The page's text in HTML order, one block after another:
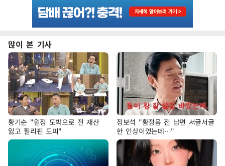
많이 본 기사
황기순 "원정 도박으로 전 재산
잃고 필리핀 도피"
정보석 "황정음 전 남편 서글서글
한 인상이었는데…"